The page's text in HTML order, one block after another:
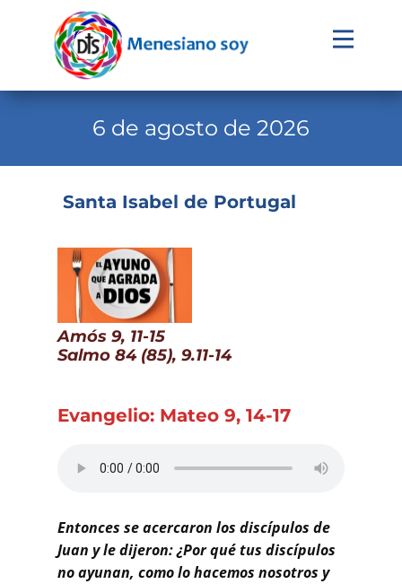
Evangelio
Familia Menesiana
Pastoral Vocacional
Recursos
Buscar
6 de agosto de 2026
Santa Isabel de Portugal
Amós 9, 11-15
Salmo 84 (85), 9.11-14
Evangelio: Mateo 9, 14-17
Entonces se acercaron los discípulos de
Juan y le dijeron: ¿Por qué tus discípulos
no ayunan, como lo hacemos nosotros y